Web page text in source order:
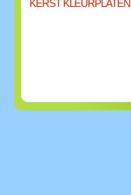
KERST KLEURPLATEN